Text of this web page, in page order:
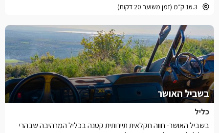
16.3 ק״מ (זמן משוער 20 דקות)
בשביל האושר
כליל
בשביל האושר- חווה חקלאית תיירותית קטנה בכליל המרהיבה שבהרי